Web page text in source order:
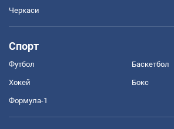
Черкаси
Спорт
Футбол Баскетбол
Хокей Бокс
Формула-1